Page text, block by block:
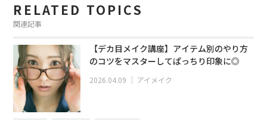
RELATED TOPICS
関連記事
【デカ目メイク講座】アイテム別のやり方
のコツをマスターしてぱっちり印象に◎
2026.04.09 ｜ アイメイク